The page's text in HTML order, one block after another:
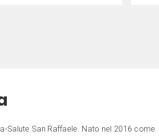
Salute San Raffaele. Nato nel 2016 come